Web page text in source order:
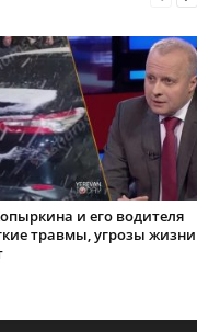
и его водителя
травмы, угрозы жизни